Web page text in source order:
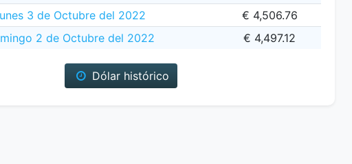
3 de Octubre del 2022
€ 4,506.76
2 de Octubre del 2022
€ 4,497.12
Dólar histórico